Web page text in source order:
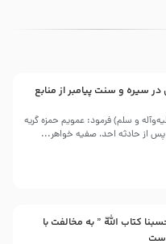
در سیره و سنت پیامبر از منابع
و سلم) فرمود: عمویم حمزه گریه
پس از حادثه احد، صفیه خواهر...
كتاب اللّه ” به مخالفت با